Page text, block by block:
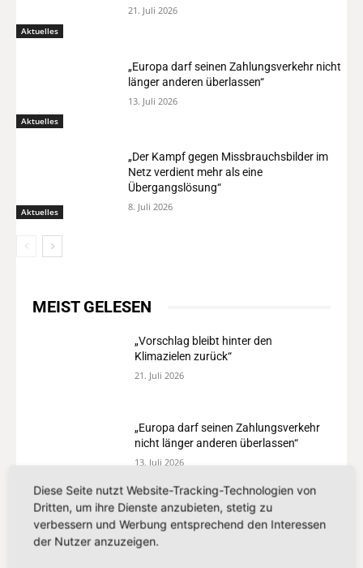
Aktuelles
21. Juli 2026
Aktuelles
„Europa darf seinen Zahlungsverkehr nicht
länger anderen überlassen“
13. Juli 2026
Aktuelles
„Der Kampf gegen Missbrauchsbilder im
Netz verdient mehr als eine
Übergangslösung“
8. Juli 2026
MEIST GELESEN
„Vorschlag bleibt hinter den
Klimazielen zurück“
21. Juli 2026
„Europa darf seinen Zahlungsverkehr
nicht länger anderen überlassen“
13. Juli 2026
„Der Kampf gegen Missbrauchsbilder
im Netz verdient mehr als eine
Übergangslösung“
Diese Seite nutzt Website-Tracking-Technologien von
Dritten, um ihre Dienste anzubieten, stetig zu
verbessern und Werbung entsprechend den Interessen
der Nutzer anzuzeigen.